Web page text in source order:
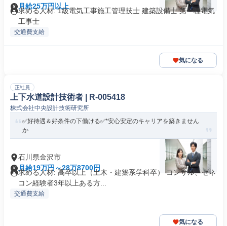
月給25万円以上
求める人材: 1級電気工事施工管理技士 建築設備士 第一種電気
工事士
交通費支給
気になる
正社員
上下水道設計技術者 | R-005418
株式会社中央設計技術研究所
✅好待遇＆好条件の下働ける✅*安心安定のキャリアを築きません
か
石川県金沢市
月給19万円～28万8700円
求める人材: 高卒以上（土木・建築系学科卒） コンサル、ゼネ
コン経験者3年以上ある方...
交通費支給
気になる